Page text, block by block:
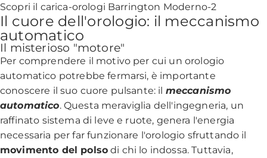
Scopri il carica-orologi Barrington Moderno-2
Il cuore dell'orologio: il meccanismo
automatico
Il misterioso "motore"
Per comprendere il motivo per cui un orologio
automatico potrebbe fermarsi, è importante
conoscere il suo cuore pulsante: il meccanismo
automatico. Questa meraviglia dell'ingegneria, un
raffinato sistema di leve e ruote, genera l'energia
necessaria per far funzionare l'orologio sfruttando il
movimento del polso di chi lo indossa. Tuttavia,